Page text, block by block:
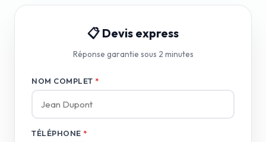
📋 Devis express
Réponse garantie sous 2 minutes
NOM COMPLET *
TÉLÉPHONE *